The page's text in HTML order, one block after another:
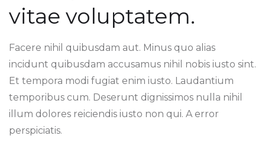
vitae voluptatem.
Facere nihil quibusdam aut. Minus quo alias
incidunt quibusdam accusamus nihil nobis iusto sint.
Et tempora modi fugiat enim iusto. Laudantium
temporibus cum. Deserunt dignissimos nulla nihil
illum dolores reiciendis iusto non qui. A error
perspiciatis.